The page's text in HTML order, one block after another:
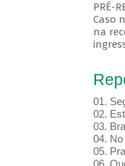
PRÉ-
Caso
na
01.
02.
03.
04.
05.